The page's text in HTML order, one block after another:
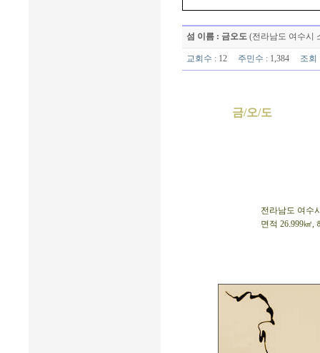
섬 이름 : 금오도 (전라남도 여수시
교회수 : 12 주민수 : 1,384 조회
금/오/도
전라남도 여수
면적 26.999㎢,